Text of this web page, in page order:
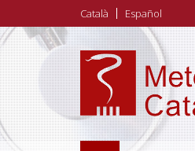
al
contingut
Català Español